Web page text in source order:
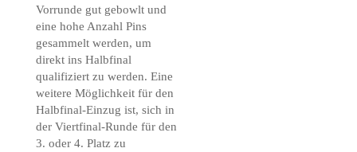
Vorrunde gut gebowlt und
eine hohe Anzahl Pins
gesammelt werden, um
direkt ins Halbfinal
qualifiziert zu werden. Eine
weitere Möglichkeit für den
Halbfinal-Einzug ist, sich in
der Viertfinal-Runde für den
3. oder 4. Platz zu